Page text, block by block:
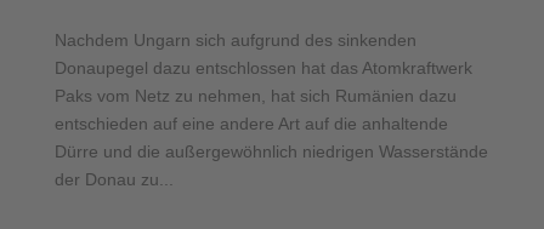
Nachdem Ungarn sich aufgrund des sinkenden
Donaupegel dazu entschlossen hat das Atomkraftwerk
Paks vom Netz zu nehmen, hat sich Rumänien dazu
entschieden auf eine andere Art auf die anhaltende
Dürre und die außergewöhnlich niedrigen Wasserstände
der Donau zu...